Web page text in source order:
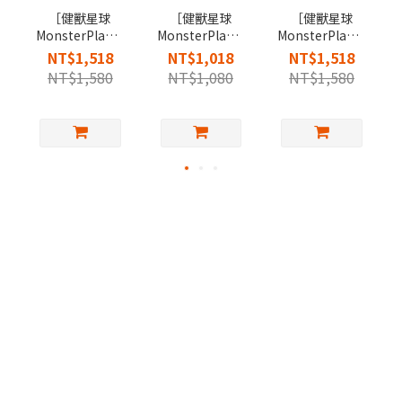
［健獸星球
MonsterPlanet］
E號獸魚油軟膠
囊
NT$1,518
NT$1,580
［健獸星球
MonsterPlanet］
神獸粉包
NT$1,018
NT$1,080
［健獸星球
MonsterPlanet］
甘寧獸膠囊
NT$1,518
NT$1,580